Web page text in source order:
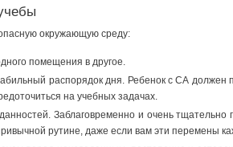
окружающую среду:
помещения в другое.
распорядок дня. Ребенок с СА должен
на учебных задачах.
Заблаговременно и очень
рутине, даже если вам эти перемены